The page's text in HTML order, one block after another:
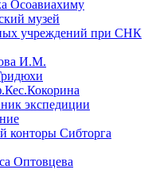
Осоавиахиму
музей
учреждений при СНК
И.М.
экспедиции
конторы Сибторга
Оптовцева